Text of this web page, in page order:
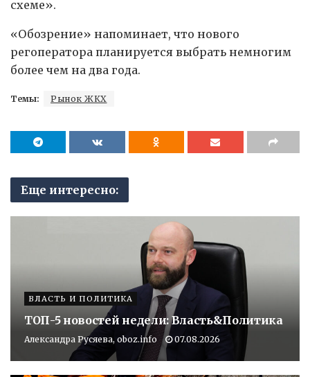
схеме».
«Обозрение» напоминает, что нового
регоператора планируется выбрать немногим
более чем на два года.
Темы: Рынок ЖКХ
Еще интересно:
ВЛАСТЬ И ПОЛИТИКА
ТОП-5 новостей недели: Власть&Политика
Александра Русяева, oboz.info 07.08.2026